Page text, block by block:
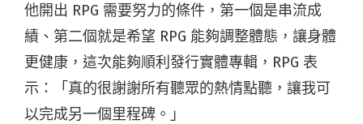
他開出 RPG 需要努力的條件，第一個是串流成
績、第二個就是希望 RPG 能夠調整體態，讓身體
更健康，這次能夠順利發行實體專輯，RPG 表
示：「真的很謝謝所有聽眾的熱情點聽，讓我可
以完成另一個里程碑。」